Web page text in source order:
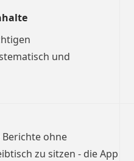
und
ohne
zu sitzen - die App